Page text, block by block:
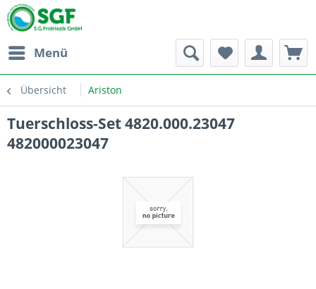
Menü
Übersicht Ariston
Tuerschloss-Set 4820.000.23047
482000023047